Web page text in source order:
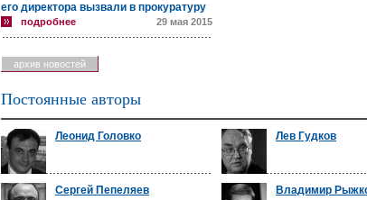
его директора вызвали в прокуратуру
подробнее 29 мая 2015
архив новостей
Постоянные авторы
Леонид Головко Лев Гудков
Сергей Пепеляев Владимир